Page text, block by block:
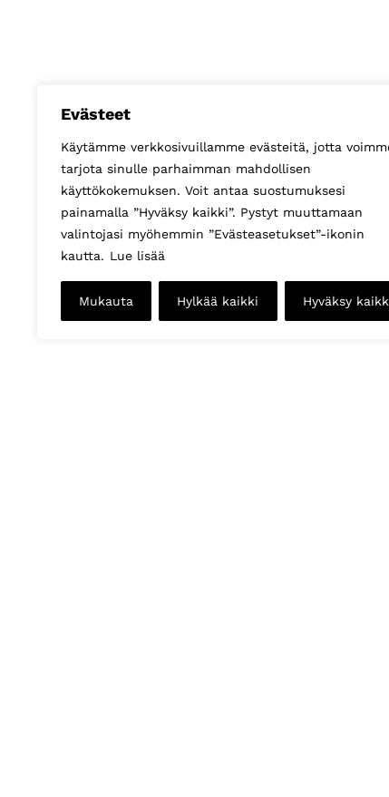
Evästeet
Käytämme verkkosivuillamme evästeitä, jotta
tarjota sinulle parhaimman mahdollisen
käyttökokemuksen. Voit antaa suostumuksesi
painamalla ”Hyväksy kaikki”. Pystyt muuttamaan
valintojasi myöhemmin ”Evästeasetukset”-ikonin
kautta. Lue lisää
Mukauta Hylkää kaikki Hyväksy